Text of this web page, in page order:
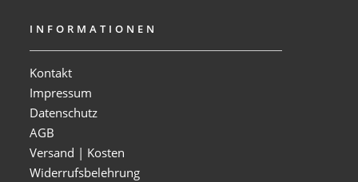
INFORMATIONEN
Kontakt
Impressum
Datenschutz
AGB
Versand | Kosten
Widerrufsbelehrung